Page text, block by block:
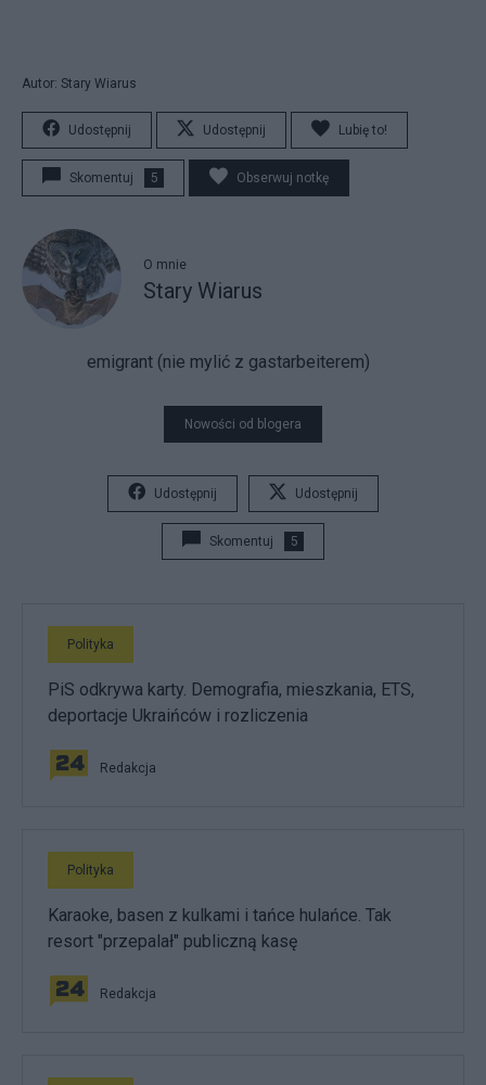
Autor: Stary Wiarus
Udostępnij Udostępnij Lubię to!
Skomentuj 5 Obserwuj notkę
O mnie
Stary Wiarus
emigrant (nie mylić z gastarbeiterem)
Nowości od blogera
Udostępnij Udostępnij
Skomentuj 5
Polityka
PiS odkrywa karty. Demografia, mieszkania, ETS,
deportacje Ukraińców i rozliczenia
Redakcja
Polityka
Karaoke, basen z kulkami i tańce hulańce. Tak
resort "przepalał" publiczną kasę
Redakcja